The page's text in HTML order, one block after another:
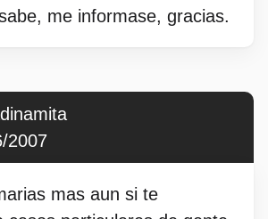
me informase, gracias.
2007
mas aun si te